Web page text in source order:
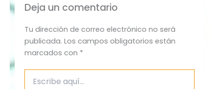
Deja un comentario
Tu dirección de correo electrónico no será
publicada. Los campos obligatorios están
marcados con *
aquí...